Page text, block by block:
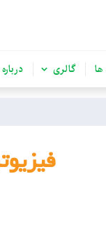
ها گالری